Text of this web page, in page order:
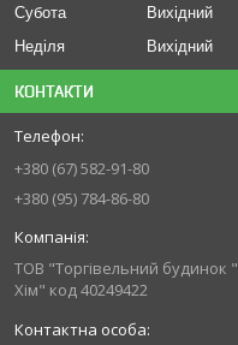
Субота
Вихідний
Неділя
Вихідний
КОНТАКТИ
+380 (67) 582-91-80
+380 (95) 784-86-80
ТОВ "Торгівельний будинок
Хім" код 40249422